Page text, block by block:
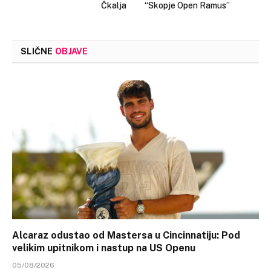
Čkalja
“Skopje Open Ramus”
SLIČNE OBJAVE
Alcaraz odustao od Mastersa u Cincinnatiju: Pod
velikim upitnikom i nastup na US Openu
05/08/2026